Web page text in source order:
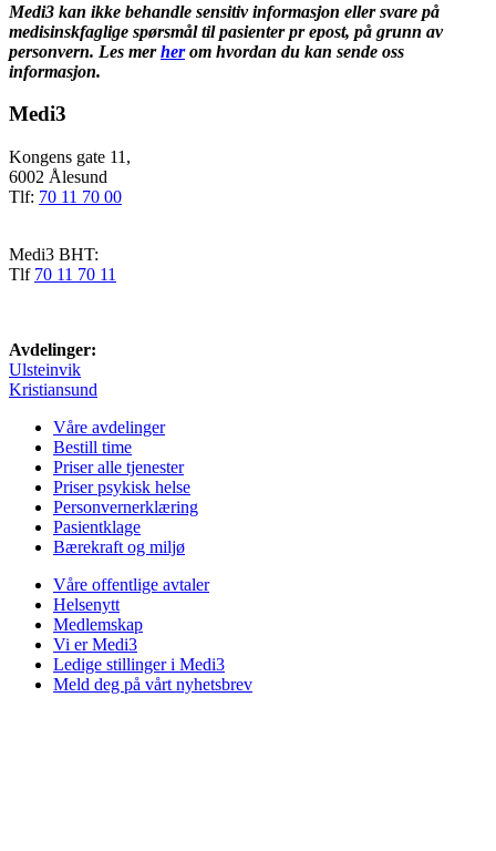
Medi3 kan ikke behandle sensitiv informasjon eller svare på
medisinskfaglige spørsmål til pasienter pr epost, på grunn av
personvern. Les merherom hvordan du kan sende oss
informasjon.
Medi3
Kongens gate 11,
6002 Ålesund
Tlf: 70 11 70 00
Medi3 BHT:
Tlf 70 11 70 11
Avdelinger:
Ulsteinvik
Kristiansund
Våre avdelinger
Bestill time
Priser alle tjenester
Priser psykisk helse
Personvernerklæring
Pasientklage
Bærekraft og miljø
Våre offentlige avtaler
Helsenytt
Medlemskap
Vi er Medi3
Ledige stillinger i Medi3
Meld deg på vårt nyhetsbrev